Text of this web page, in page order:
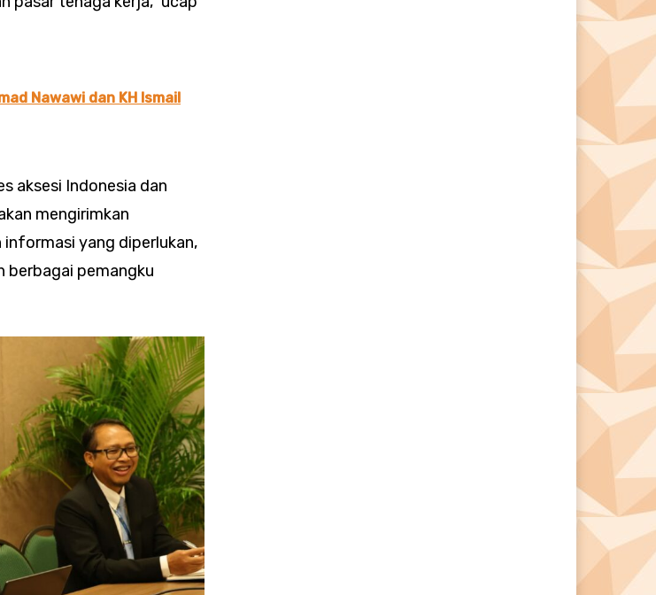
Nawawi dan KH Ismail
aksesi Indonesia dan
mengirimkan
yang diperlukan,
berbagai pemangku